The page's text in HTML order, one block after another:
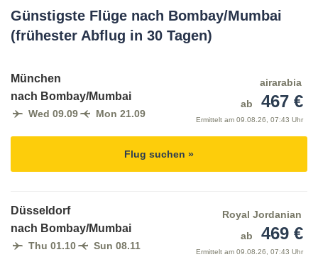
Günstigste Flüge nach Bombay/Mumbai
(frühester Abflug in 30 Tagen)
München
nach Bombay/Mumbai
Wed 09.09 Mon 21.09
airarabia
ab
467 €
Ermittelt am 09.08.26, 07:43 Uhr
Flug suchen »
Düsseldorf
nach Bombay/Mumbai
Thu 01.10 Sun 08.11
Royal Jordanian
ab
469 €
Ermittelt am 09.08.26, 07:43 Uhr